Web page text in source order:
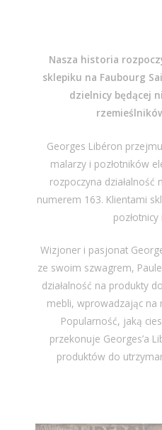
Nasza historia
sklepiku na Faubourg
dzielnicy będącej
Georges Libéron
malarzy i pozłotników
rozpoczyna działalność
numerem 163. Klientami
Wizjoner i pasjonat
ze swoim szwagrem,
działalność na produkty
mebli, wprowadzając na
Popularność, jaką
przekonuje Georges’a
produktów do